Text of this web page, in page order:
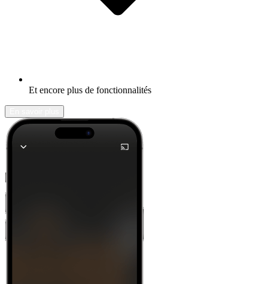
Et encore plus de fonctionnalités